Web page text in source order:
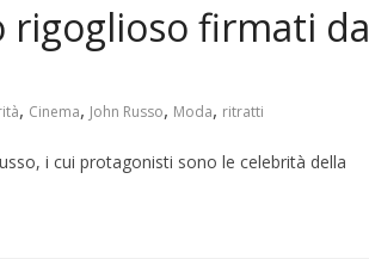
rigoglioso firmati da
, Cinema, John Russo, Moda, ritratti
i cui protagonisti sono le celebrità della